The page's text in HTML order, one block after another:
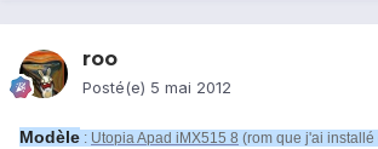
roo
Posté(e) 5 mai 2012
Modèle : Utopia Apad iMX515 8 (rom que j'ai